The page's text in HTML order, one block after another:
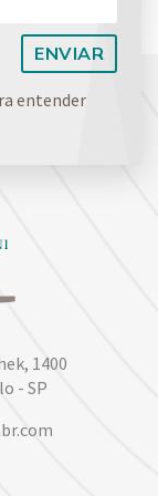
entender
1400
- SP